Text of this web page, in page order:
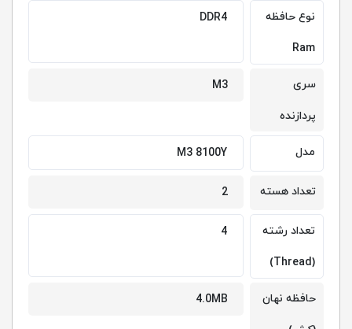
نوع حافظه
Ram
DDR4
سری
پردازنده
M3
مدل
M3 8100Y
تعداد هسته
2
تعداد رشته
(Thread)
4
حافظه نهان
4.0MB